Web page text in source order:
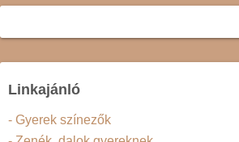
Linkajánló
- Gyerek színezők